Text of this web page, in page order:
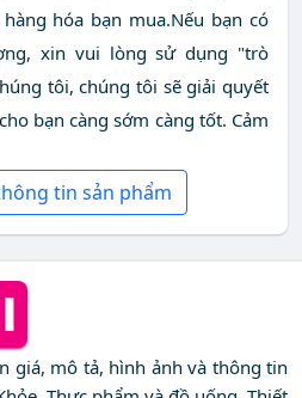
hóa bạn mua.Nếu bạn có
xin vui lòng sử dụng "trò
tôi, chúng tôi sẽ giải quyết
bạn càng sớm càng tốt. Cảm
tin sản phẩm
giá, mô tả, hình ảnh và thông tin